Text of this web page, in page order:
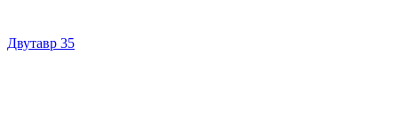
Двутавр 35